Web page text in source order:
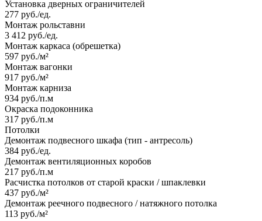
Установка дверных ограничителей
277 руб./ед.
Монтаж рольставни
3 412 руб./ед.
Монтаж каркаса (обрешетка)
597 руб./м²
Монтаж вагонки
917 руб./м²
Монтаж карниза
934 руб./п.м
Окраска подоконника
317 руб./п.м
Потолки
Демонтаж подвесного шкафа (тип - антресоль)
384 руб./ед.
Демонтаж вентиляционных коробов
217 руб./п.м
Расчистка потолков от старой краски / шпаклевки
437 руб./м²
Демонтаж реечного подвесного / натяжного потолка
113 руб./м²